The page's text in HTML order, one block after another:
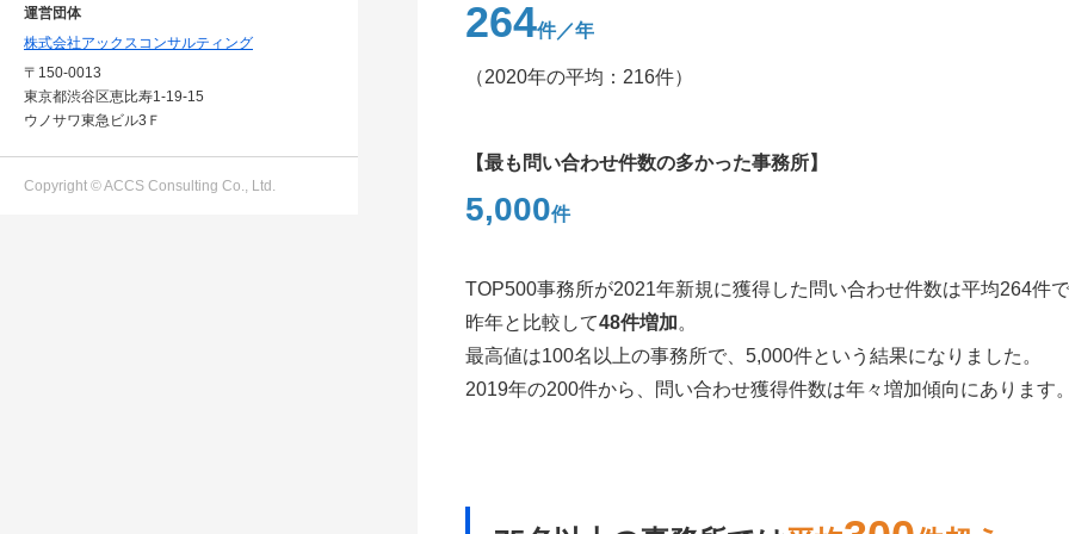
運営団体
株式会社アックスコンサルティング
〒150-0013
東京都渋谷区恵比寿1-19-15
ウノサワ東急ビル3Ｆ
Copyright © ACCS Consulting Co., Ltd.
264件／年
（2020年の平均：216件）
【最も問い合わせ件数の多かった事務所】
5,000件
TOP500事務所が2021年新規に獲得した問い合わせ件数は平均264件
昨年と比較して48件増加。
最高値は100名以上の事務所で、5,000件という結果になりました。
2019年の200件から、問い合わせ獲得件数は年々増加傾向にあります